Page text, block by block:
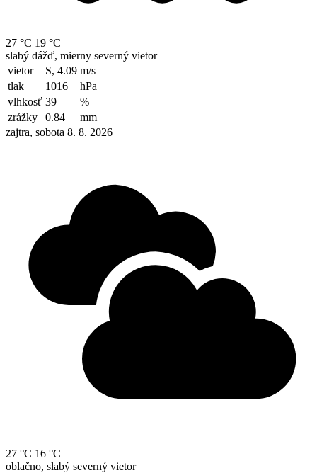
27 °C 19 °C
slabý dážď, mierny severný vietor
vietor
S, 4.09 m/s
tlak
1016
hPa
vlhkosť 39
%
zrážky
0.84
mm
zajtra, sobota 8. 8. 2026
27 °C 16 °C
oblačno, slabý severný vietor